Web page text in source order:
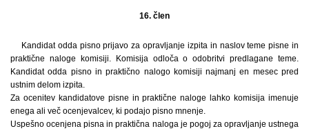
16. člen
Kandidat odda pisno prijavo za opravljanje izpita in naslov teme pisne in
praktične naloge komisiji. Komisija odloča o odobritvi predlagane teme.
Kandidat odda pisno in praktično nalogo komisiji najmanj en mesec pred
ustnim delom izpita.
Za ocenitev kandidatove pisne in praktične naloge lahko komisija imenuje
enega ali več ocenjevalcev, ki podajo pisno mnenje.
Uspešno ocenjena pisna in praktična naloga je pogoj za opravljanje ustnega